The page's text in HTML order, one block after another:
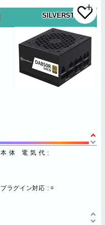
SILVERSTONE
本体 電気代
プラグイン対応 ○